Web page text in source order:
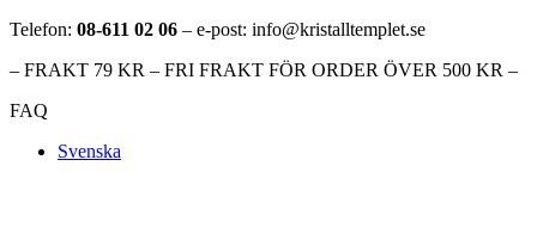
Telefon: 08-611 02 06 – e-post: info@kristalltemplet.se
– FRAKT 79 KR – FRI FRAKT FÖR ORDER ÖVER 500 KR –
FAQ
Svenska